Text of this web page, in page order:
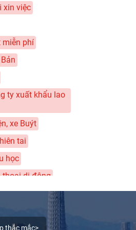
xin việc
miễn phí
ty xuất khẩu lao
xe Buýt
tai
học
thoại di động
tôi
thắc mắc>